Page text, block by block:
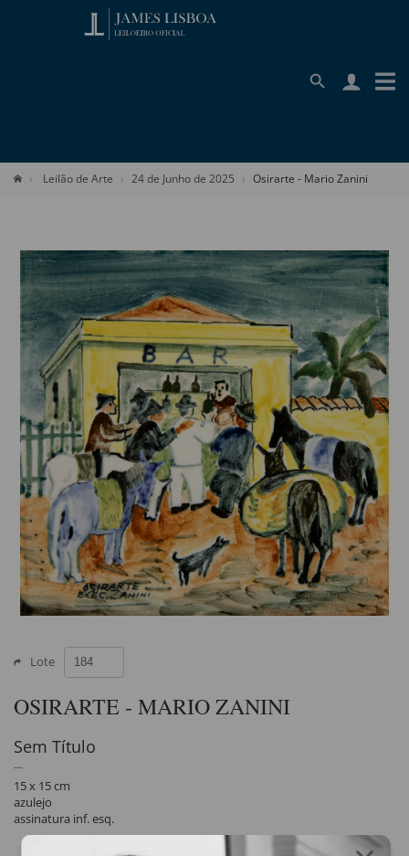
Leilão de Arte 24 de Junho de 2025 Osirarte - Mario Zanini
Lote
OSIRARTE - MARIO ZANINI
Sem Título
15 x 15 cm
azulejo
assinatura inf. esq.